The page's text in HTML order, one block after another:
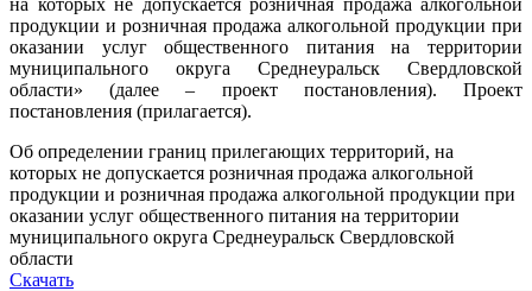
продукции и розничная продажа алкогольной продукции при
оказании услуг общественного питания на территории
муниципального округа Среднеуральск Свердловской
области» (далее – проект постановления). Проект
постановления (прилагается).
Об определении границ прилегающих территорий, на
которых не допускается розничная продажа алкогольной
продукции и розничная продажа алкогольной продукции при
оказании услуг общественного питания на территории
муниципального округа Среднеуральск Свердловской
области
Скачать